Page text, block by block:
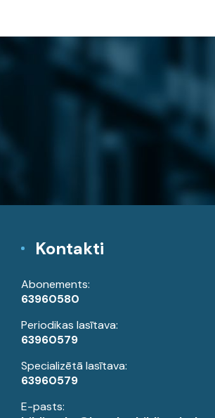
Kontakti
Abonements:
63960580
Periodikas lasītava:
63960579
Specializētā lasītava:
63960579
E-pasts: